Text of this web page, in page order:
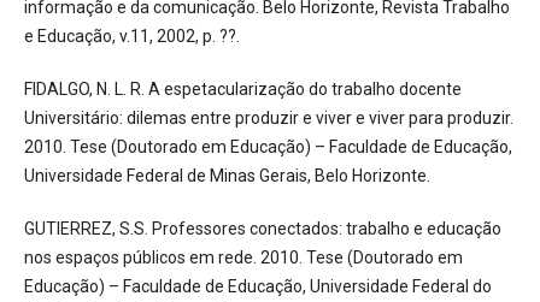
informação e da comunicação. Belo Horizonte, Revista Trabalho
e Educação, v.11, 2002, p. ??.
FIDALGO, N. L. R. A espetacularização do trabalho docente
Universitário: dilemas entre produzir e viver e viver para produzir.
2010. Tese (Doutorado em Educação) – Faculdade de Educação,
Universidade Federal de Minas Gerais, Belo Horizonte.
GUTIERREZ, S.S. Professores conectados: trabalho e educação
nos espaços públicos em rede. 2010. Tese (Doutorado em
Educação) – Faculdade de Educação, Universidade Federal do